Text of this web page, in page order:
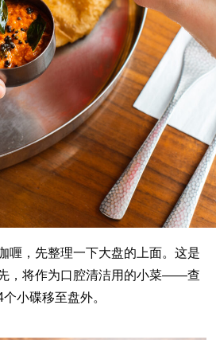
喱，先整理一下大盘的上面。这是
，将作为口腔清洁用的小菜——查
小碟移至盘外。